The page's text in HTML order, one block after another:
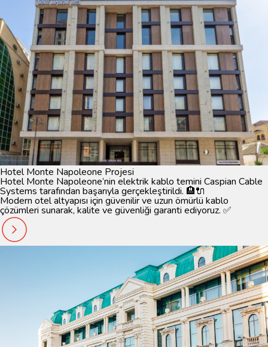
Hotel Monte Napoleone Projesi
Hotel Monte Napoleone’nin elektrik kablo temini Caspian Cable
Systems tarafından başarıyla gerçekleştirildi. 🏨🔌
Modern otel altyapısı için güvenilir ve uzun ömürlü kablo
çözümleri sunarak, kalite ve güvenliği garanti ediyoruz. ✅